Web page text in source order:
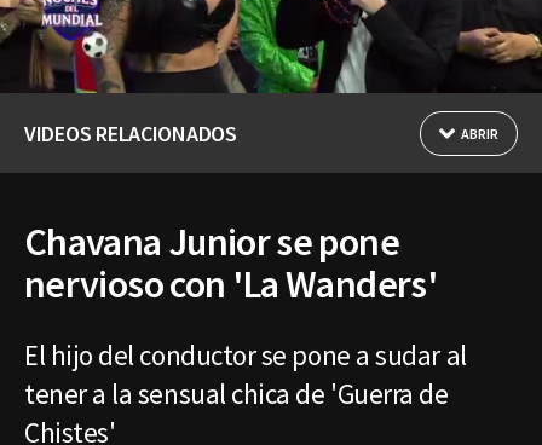
VIDEOS RELACIONADOS ABRIR
Chavana Junior se pone
nervioso con 'La Wanders'
El hijo del conductor se pone a sudar al
tener a la sensual chica de 'Guerra de
Chistes'